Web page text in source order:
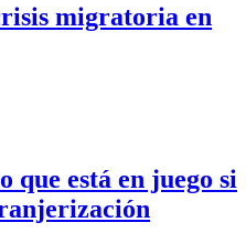
migratoria en
que está en juego si